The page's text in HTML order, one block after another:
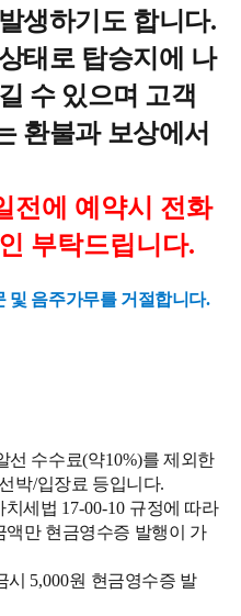
생하기도 합니다.
태로 탑승지에 나
수 있으며 고객
환불과 보상에서
전에 예약시 전화
부탁드립니다.
및 음주가무를 거절합니다.
선 수수료(약10%)를 제외한
박/입장료 등입니다.
치세법 17-00-10 규정에 따라
액만 현금영수증 발행이 가
시 5,000원 현금영수증 발